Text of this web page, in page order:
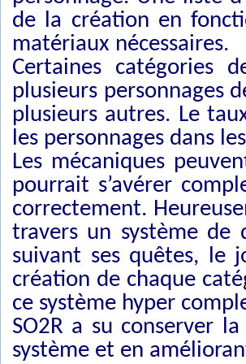
de la création en
matériaux nécessaires.
Certaines catégories
plusieurs personnages
plusieurs autres. Le
les personnages dans
Les mécaniques
pourrait s’avérer
correctement.
travers un système de
suivant ses quêtes, le
création de chaque
ce système hyper
SO2R a su conserver
système et en